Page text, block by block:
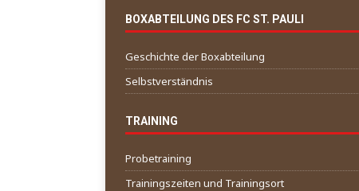
BOXABTEILUNG DES FC ST. PAULI
Geschichte der Boxabteilung
Selbstverständnis
TRAINING
Probetraining
Trainingszeiten und Trainingsort